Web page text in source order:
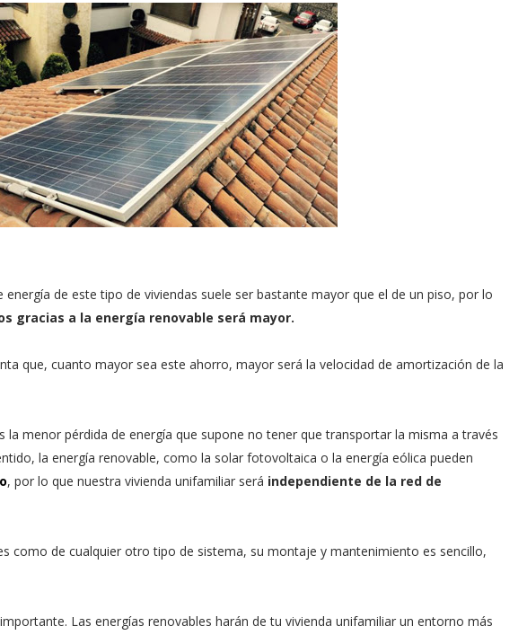
energía de este tipo de viviendas suele ser bastante mayor que el de un piso, por lo
gracias a la energía renovable será mayor.
que, cuanto mayor sea este ahorro, mayor será la velocidad de amortización de la
la menor pérdida de energía que supone no tener que transportar la misma a través
la energía renovable, como la solar fotovoltaica o la energía eólica pueden
, por lo que nuestra vivienda unifamiliar será independiente de la red de
como de cualquier otro tipo de sistema, su montaje y mantenimiento es sencillo,
Las energías renovables harán de tu vivienda unifamiliar un entorno más